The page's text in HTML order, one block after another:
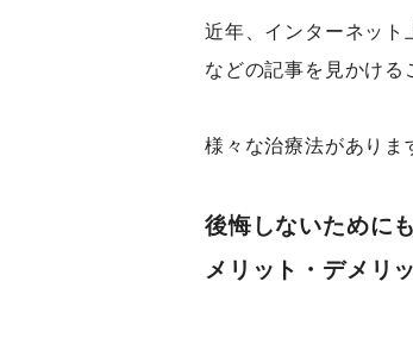
近年、インターネット
などの記事を見かける
様々な治療法がありま
後悔しないために
メリット・デメリ